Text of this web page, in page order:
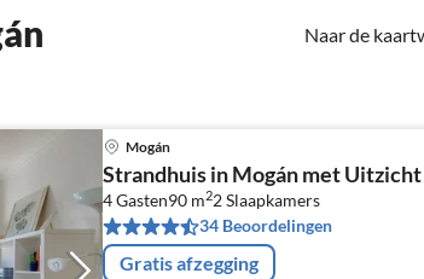
Naar de
Mogán
Strandhuis in Mogán met Uitzicht
4 Gasten90 m22Slaapkamers
34 Beoordelingen
Gratis afzegging